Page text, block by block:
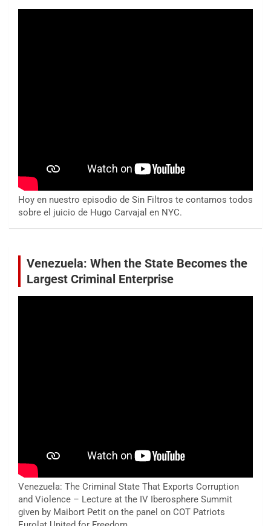
Hoy en nuestro episodio de Sin Filtros te contamos todos
sobre el juicio de Hugo Carvajal en NYC.
Venezuela: When the State Becomes the
Largest Criminal Enterprise
Venezuela: The Criminal State That Exports Corruption
and Violence – Lecture at the IV Iberosphere Summit
given by Maibort Petit on the panel on COT Patriots